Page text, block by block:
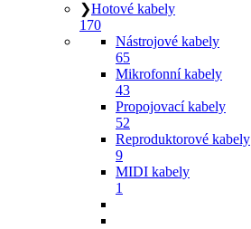
❯Hotové kabely
170
Nástrojové kabely
65
Mikrofonní kabely
43
Propojovací kabely
52
Reproduktorové kabely
9
MIDI kabely
1